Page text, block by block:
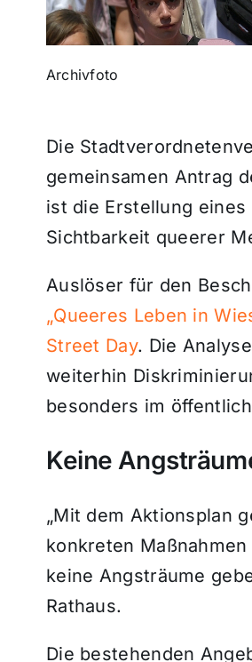
Archivfoto
Die
gemeinsamen Antrag
ist die Erstellung
Sichtbarkeit queerer
Auslöser für den
„Queeres Leben in
Street Day. Die
weiterhin
besonders im
Keine
„Mit dem Aktionsplan
konkreten
keine Angsträume
Rathaus.
Die bestehenden